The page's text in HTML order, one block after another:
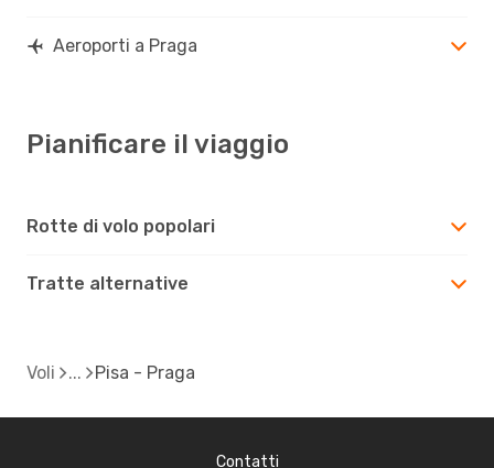
Aeroporti a Praga
Pianificare il viaggio
Rotte di volo popolari
Tratte alternative
Voli Pisa - Praga
Contatti